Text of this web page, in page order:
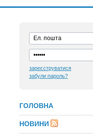
зареєструватися
забули пароль?
ГОЛОВНА
НОВИНИ